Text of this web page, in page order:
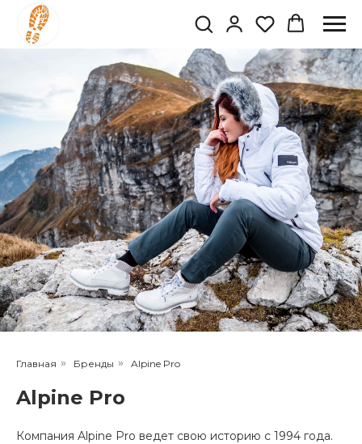
Главная » Бренды » Alpine Pro
Alpine Pro
Компания Alpine Pro ведет свою историю с 1994 года.